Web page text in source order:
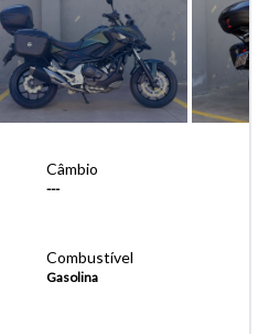
Câmbio
---
Combustível
Gasolina